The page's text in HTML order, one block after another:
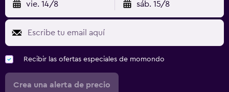
vie. 14/8 sáb. 15/8
Recibir las ofertas especiales de momondo
Crea una alerta de precio